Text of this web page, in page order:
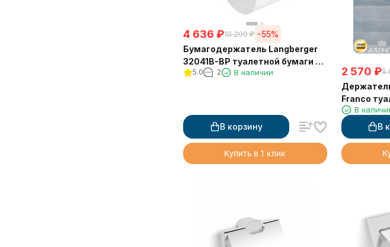
4 636 ₽10 200 ₽ -55%
Бумагодержатель Langberger
32041B-BP туалетной бумаги со
стеклянной полкой черный
5.0 2 В наличии
В корзину
Купить в 1 клик
2 570 ₽5
Franco
В
В